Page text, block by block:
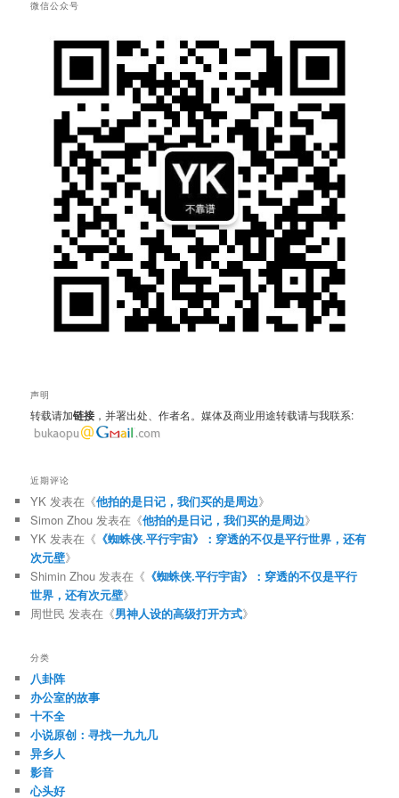
微信公众号
声明
转载请加链接 ，并署出处、作者名。媒体及商业用途转载请与我联系:
近期评论
YK 发表在《他拍的是日记，我们买的是周边》
Simon Zhou 发表在《他拍的是日记，我们买的是周边》
YK 发表在《 《蜘蛛侠.平行宇宙》：穿透的不仅是平行世界，还有
次元壁》
Shimin Zhou 发表在《 《蜘蛛侠.平行宇宙》：穿透的不仅是平行
世界，还有次元壁》
周世民 发表在《男神人设的高级打开方式》
分类
八卦阵
办公室的故事
十不全
小说原创：寻找一九九几
异乡人
影音
心头好